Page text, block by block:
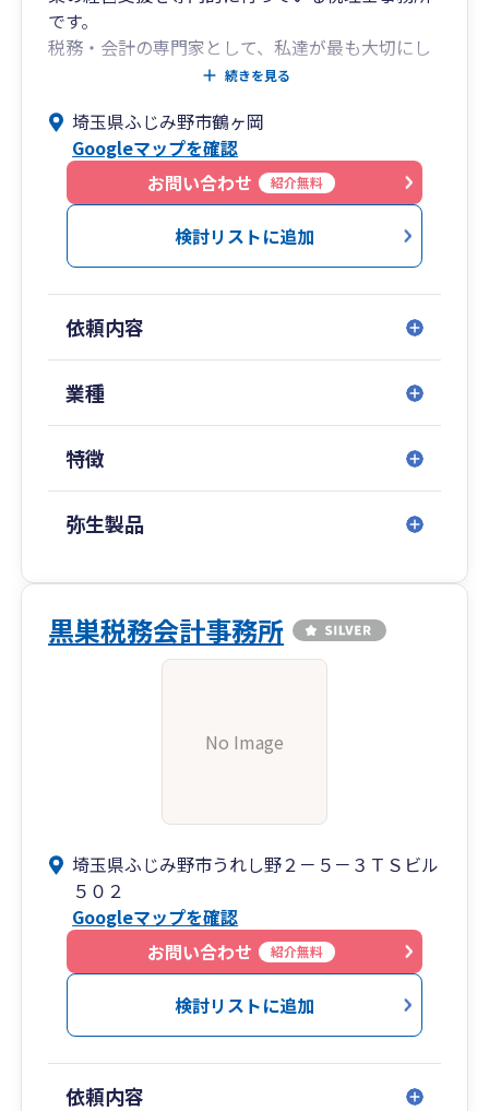
です。
税務・会計の専門家として、私達が最も大切にし
ているものはお客様の「想い」です。
れてきたのか
未来に向けて、どのようなビジョンや理想をお持
今現在、何をお考えなのか
私達は、その想いに寄り添い、数字を通して、お
客様の事業の成功を全力でサポートさせていただ
ために、私たちは「IT」と「クラウド会計」を積
極的に活用します。
「想い」を大切にする情熱と、ITを使いこなす効
気軽にご相談ください。
続きを見る
埼玉県ふじみ野市鶴ヶ岡
Googleマップを確認
お問い合わせ
紹介無料
検討リストに追加
依頼内容
業種
特徴
弥生製品
黒巣税務会計事務所
No Image
埼玉県ふじみ野市うれし野２－５－３ＴＳビル
５０２
Googleマップを確認
お問い合わせ
紹介無料
検討リストに追加
依頼内容